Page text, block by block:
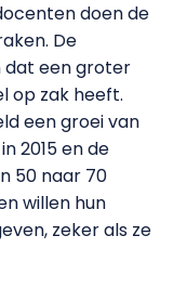
doen de
De
dat een groter
op zak heeft.
een groei van
2015 en de
50 naar 70
willen hun
zeker als ze